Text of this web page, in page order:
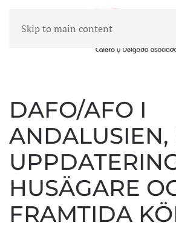
Skip to main content
MENY
DAFO/AFO I
ANDALUSIEN,
HUSÄGARE
FRAMTIDA